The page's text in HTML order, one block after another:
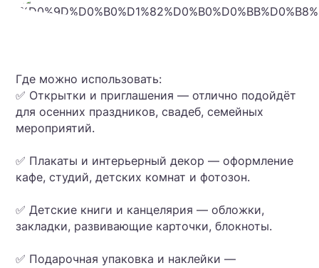
Где можно использовать:
✅ Открытки и приглашения — отлично подойдёт
для осенних праздников, свадеб, семейных
мероприятий.
✅ Плакаты и интерьерный декор — оформление
кафе, студий, детских комнат и фотозон.
✅ Детские книги и канцелярия — обложки,
закладки, развивающие карточки, блокноты.
✅ Подарочная упаковка и наклейки —